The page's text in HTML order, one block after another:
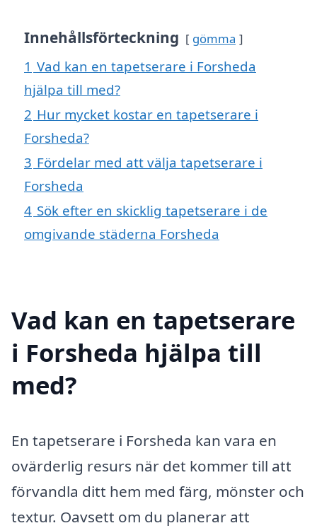
Innehållsförteckning gömma
1 Vad kan en tapetserare i Forsheda
hjälpa till med?
2 Hur mycket kostar en tapetserare i
Forsheda?
3 Fördelar med att välja tapetserare i
Forsheda
4 Sök efter en skicklig tapetserare i de
omgivande städerna Forsheda
Vad kan en tapetserare
i Forsheda hjälpa till
med?
En tapetserare i Forsheda kan vara en
ovärderlig resurs när det kommer till att
förvandla ditt hem med färg, mönster och
textur. Oavsett om du planerar att